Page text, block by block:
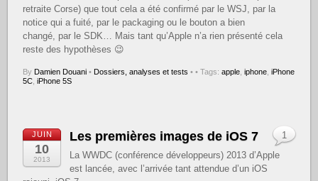
retraite Corse) que tout cela a été confirmé par le WSJ, par la
notice qui a fuité, par le packaging ou le bouton a bien
changé, par le SDK… Mais tant qu’Apple n’a rien présenté cela
reste des hypothèses 😉
By Damien Douani • Dossiers, analyses et tests • • Tags:apple ,iphone ,iPhone
5C ,iPhone 5S
JUIN
10
2013
Les premières images de iOS 7
La WWDC (conférence développeurs) 2013 d’Apple
est lancée, avec l’arrivée tant attendue d’un iOS
1